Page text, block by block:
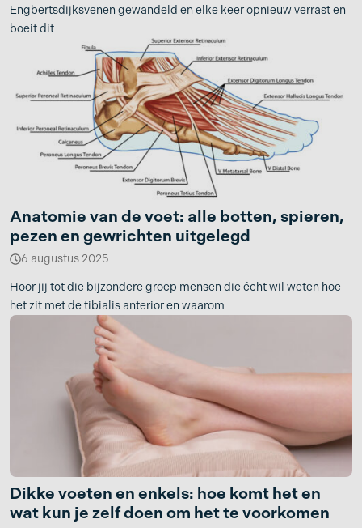
Engbertsdijksvenen gewandeld en elke keer opnieuw verrast en
boeit dit
Anatomie van de voet: alle botten, spieren,
pezen en gewrichten uitgelegd
6 augustus 2025
Hoor jij tot die bijzondere groep mensen die écht wil weten hoe
het zit met de tibialis anterior en waarom
Dikke voeten en enkels: hoe komt het en
wat kun je zelf doen om het te voorkomen